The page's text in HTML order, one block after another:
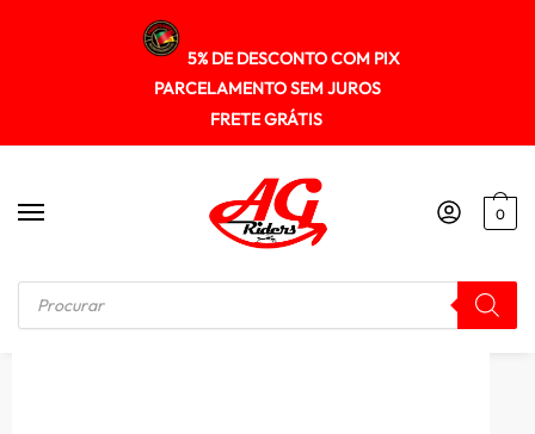
5% DE DESCONTO COM PIX
PARCELAMENTO SEM JUROS
FRETE GRÁTIS
0
Início / KIT RELAÇÃO Guia Deslizador Corrente Transmissao Gp7 Xtz 125 09/